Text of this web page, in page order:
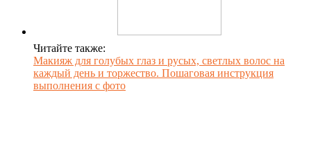
Читайте также:
Макияж для голубых глаз и русых, светлых волос на
каждый день и торжество. Пошаговая инструкция
выполнения с фото